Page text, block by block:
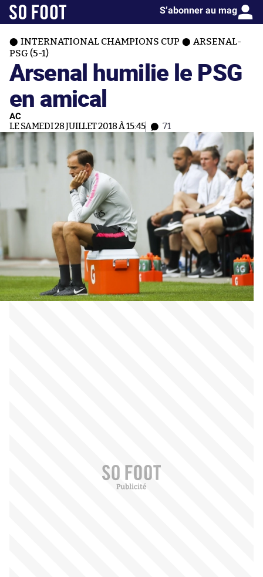
S’abonner au mag
INTERNATIONAL CHAMPIONS CUP
ARSENAL-
PSG (5-1)
Arsenal humilie le PSG
en amical
AC
LE SAMEDI 28 JUILLET 2018 À 15:45 71